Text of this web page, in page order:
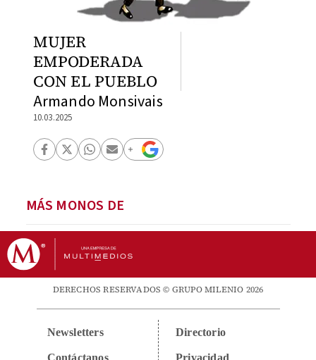
MUJER
EMPODERADA
CON EL PUEBLO
Armando Monsivais
10.03.2025
MÁS MONOS DE
DERECHOS RESERVADOS © GRUPO MILENIO 2026
Newsletters
Contáctanos
Directorio
Privacidad